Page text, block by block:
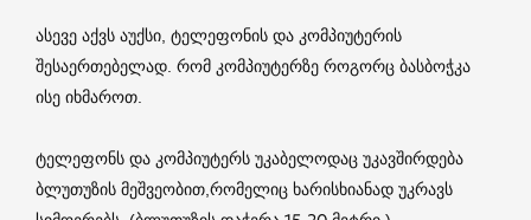
ასევე აქვს აუქსი, ტელეფონის და კომპიუტერის
შესაერთებელად. რომ კომპიუტერზე როგორც ბასბოჭკა
ისე იხმაროთ.
ტელეფონს და კომპიუტერს უკაბელოდაც უკავშირდება
ბლუთუზის მეშვეობით,რომელიც ხარისხიანად უკრავს